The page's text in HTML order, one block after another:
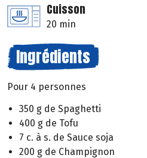
Cuisson
20 min
Ingrédients
Pour 4 personnes
350 g de Spaghetti
400 g de Tofu
7 c. à s. de Sauce soja
200 g de Champignon